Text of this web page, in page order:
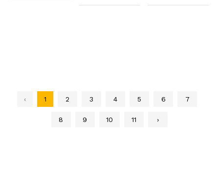
‹ 1 2 3 4 5 6 7
8 9 10 11 ›